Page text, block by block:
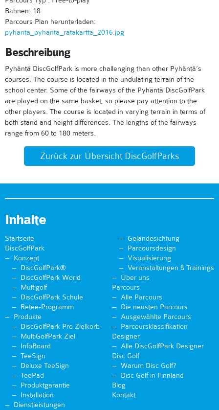
Bahnen: 18
Parcours Plan herunterladen:
pyhanta_pyhanta_ratakartta_2016.jpg
Beschreibung
Pyhäntä DiscGolfPark is more challenging than other Pyhäntä’s
courses. The course is located in the undulating terrain of the
school center. Some of the fairways of the Pyhäntä DiscGolfPark
are played on the same basket, so please pay attention to the
other players. The course is located in varying terrain in terms of
both stand and height differences. The lengths of the fairways
range from 60 to 180 meters.
Zurück zur Übersicht DiscGolfParks
Inhalte
Startseite
DiscGolfPark
Konzept
DiscGolfPark®
DiscGolfPark World
Multigolf
DiscGolfPark Schule
Retee-Programm
Produkte
DiscGolfPark Pro Zielkorb
MultiGolfPark Ziel
InfoBoard
TeeSign
Deluxe TeeSign
TeePad
Produktgarantie
Installation
Dienstleistungen
Geländesichtung
Parcoursdesign
Visualisierung
Veranstaltungen & Trainings
Über uns
Parcours
Alle Parcours
Die neusten Parcours
Ausgewählte Parcours
Parcoursklassifikation
Designer
Alle DiscGolfPark Designer
Disc Golf
Warum Disc Golf?
Disc Golf in Finnland
Blog
Kontakt